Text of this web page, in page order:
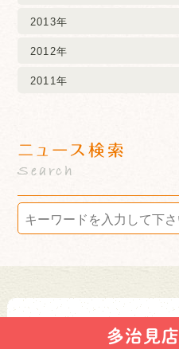
2013年
2012年
2011年
ニュース検索
Search
多治見店